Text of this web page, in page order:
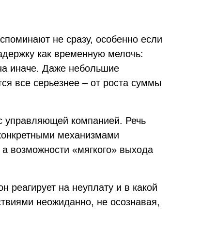
не сразу, особенно если
как временную мелочь:
иначе. Даже небольшие
все серьезнее – от роста суммы
управляющей компанией. Речь
механизмами
возможности «мягкого» выхода
реагирует на неуплату и в какой
неожиданно, не осознавая,